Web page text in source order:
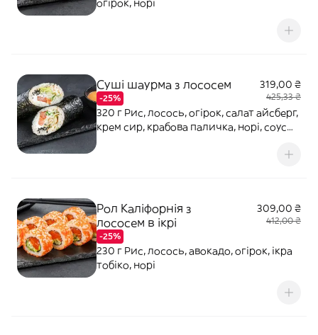
огірок, норі
Суші шаурма з лососем
-25%
319,00 ₴
425,33 ₴
320 г Рис, лосось, огірок, салат айсберг,
крем сир, крабова паличка, норі, соус
Рол Каліфорнія з
лососем в ікрі
-25%
309,00 ₴
412,00 ₴
230 г Рис, лосось, авокадо, огірок, ікра
тобіко, норі